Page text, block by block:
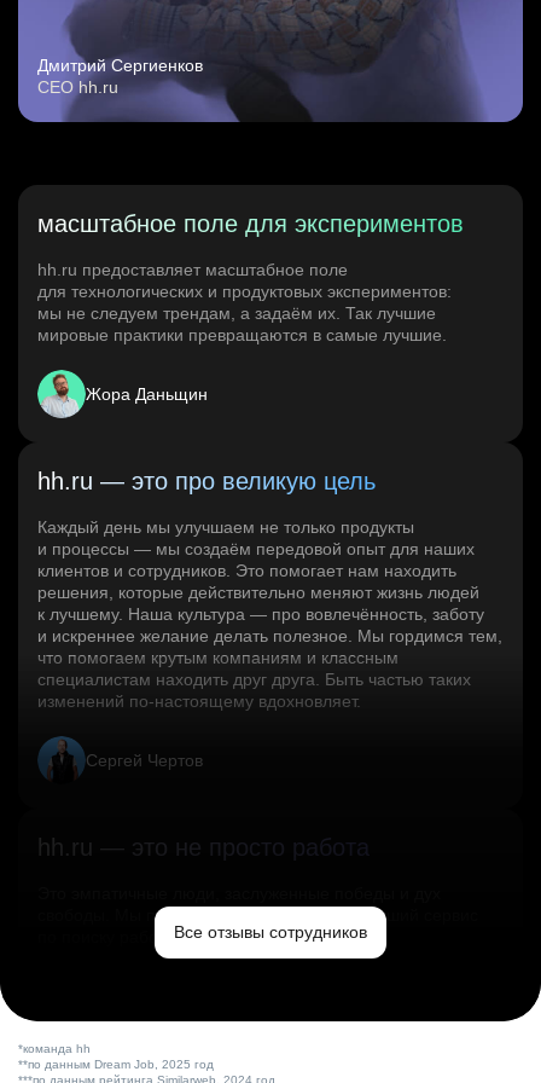
Дмитрий Сергиенков
CEO hh.ru
масштабное поле для экспериментов
hh.ru предоставляет масштабное поле
для технологических и продуктовых экспериментов:
мы не следуем трендам, а задаём их. Так лучшие
мировые практики превращаются в самые лучшие.
Жора Даньщин
hh.ru — это про великую цель
Каждый день мы улучшаем не только продукты
и процессы — мы создаём передовой опыт для наших
клиентов и сотрудников. Это помогает нам находить
решения, которые действительно меняют жизнь людей
к лучшему. Наша культура — про вовлечённость, заботу
и искреннее желание делать полезное. Мы гордимся тем,
что помогаем крутым компаниям и классным
специалистам находить друг друга. Быть частью таких
изменений по‑настоящему вдохновляет.
Сергей Чертов
hh.ru — это не просто работа
свободы. Мы помогаем миру и создаём лучший сервис
по поиску работы в стране.Все отзывы сотрудников
*команда hh
**по данным Dream Job, 2025 год
***по данным рейтинга Similarweb, 2024 год